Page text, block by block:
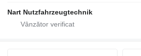
Nart Nutzfahrzeugtechnik